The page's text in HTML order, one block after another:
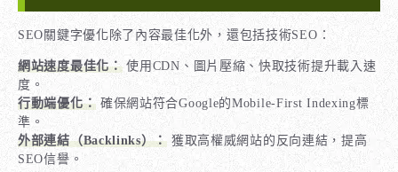
SEO關鍵字優化除了內容最佳化外，還包括技術SEO：
網站速度最佳化：使用CDN、圖片壓縮、快取技術提升載入速
度。
行動端優化： 確保網站符合Google的Mobile-First Indexing標
準。
外部連結（Backlinks）： 獲取高權威網站的反向連結，提高
SEO信譽。